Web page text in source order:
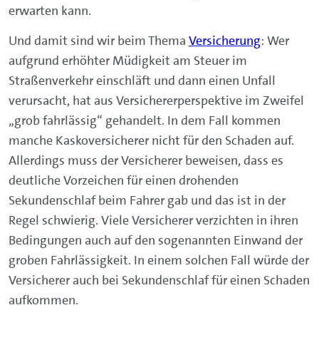
erwarten kann.
Und damit sind wir beim Thema Versicherung: Wer
aufgrund erhöhter Müdigkeit am Steuer im
Straßenverkehr einschläft und dann einen Unfall
verursacht, hat aus Versichererperspektive im Zweifel
„grob fahrlässig“ gehandelt. In dem Fall kommen
manche Kaskoversicherer nicht für den Schaden auf.
Allerdings muss der Versicherer beweisen, dass es
deutliche Vorzeichen für einen drohenden
Sekundenschlaf beim Fahrer gab und das ist in der
Regel schwierig. Viele Versicherer verzichten in ihren
Bedingungen auch auf den sogenannten Einwand der
groben Fahrlässigkeit. In einem solchen Fall würde der
Versicherer auch bei Sekundenschlaf für einen Schaden
aufkommen.